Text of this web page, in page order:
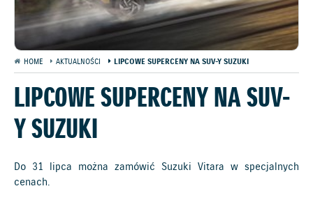
HOME AKTUALNOŚCI LIPCOWE SUPERCENY NA SUV-Y SUZUKI
LIPCOWE SUPERCENY NA SUV-
Y SUZUKI
Do 31 lipca można zamówić Suzuki Vitara w specjalnych
cenach.